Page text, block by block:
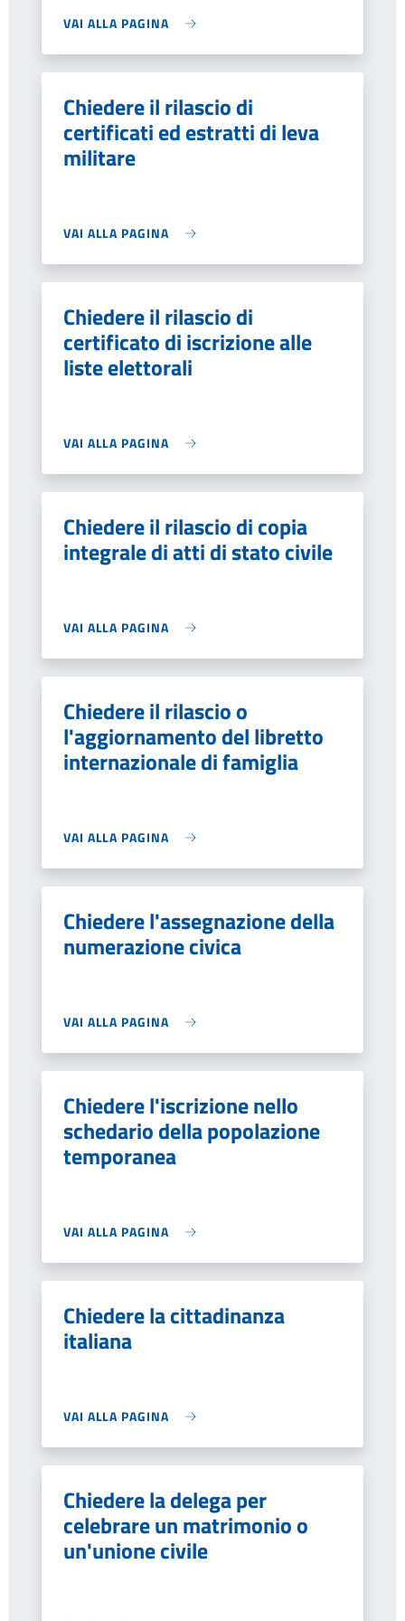
VAI ALLA PAGINA
Chiedere il rilascio di
certificati ed estratti di leva
militare
VAI ALLA PAGINA
Chiedere il rilascio di
certificato di iscrizione alle
liste elettorali
VAI ALLA PAGINA
Chiedere il rilascio di copia
integrale di atti di stato civile
VAI ALLA PAGINA
Chiedere il rilascio o
l'aggiornamento del libretto
internazionale di famiglia
VAI ALLA PAGINA
Chiedere l'assegnazione della
numerazione civica
VAI ALLA PAGINA
Chiedere l'iscrizione nello
schedario della popolazione
temporanea
VAI ALLA PAGINA
Chiedere la cittadinanza
italiana
VAI ALLA PAGINA
Chiedere la delega per
celebrare un matrimonio o
un'unione civile